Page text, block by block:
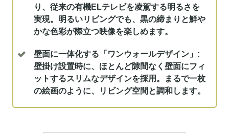
り、従来の有機ELテレビを凌駕する明るさを
実現。明るいリビングでも、黒の締まりと鮮や
かな色彩が際立つ映像を楽しめます。
壁面に一体化する「ワンウォールデザイン」:
壁掛け設置時に、ほとんど隙間なく壁面にフィ
ットするスリムなデザインを採用。まるで一枚
の絵画のように、リビング空間と調和します。